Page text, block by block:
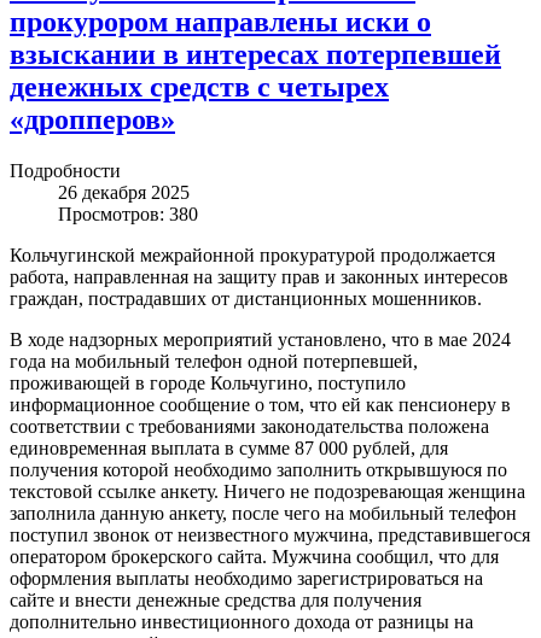
прокурором направлены иски о
взыскании в интересах потерпевшей
денежных средств с четырех
«дропперов»
Подробности
26 декабря 2025
Просмотров: 380
Кольчугинской межрайонной прокуратурой продолжается
работа, направленная на защиту прав и законных интересов
граждан, пострадавших от дистанционных мошенников.
В ходе надзорных мероприятий установлено, что в мае 2024
года на мобильный телефон одной потерпевшей,
проживающей в городе Кольчугино, поступило
информационное сообщение о том, что ей как пенсионеру в
соответствии с требованиями законодательства положена
единовременная выплата в сумме 87 000 рублей, для
получения которой необходимо заполнить открывшуюся по
текстовой ссылке анкету. Ничего не подозревающая женщина
заполнила данную анкету, после чего на мобильный телефон
поступил звонок от неизвестного мужчина, представившегося
оператором брокерского сайта. Мужчина сообщил, что для
оформления выплаты необходимо зарегистрироваться на
сайте и внести денежные средства для получения
дополнительно инвестиционного дохода от разницы на